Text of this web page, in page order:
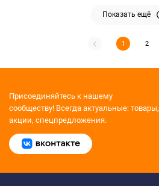
Показать ещё
1 2
Присоединяйтесь к нашему
сообществу! Всегда актуальные: товары,
акции, спецпредложения.